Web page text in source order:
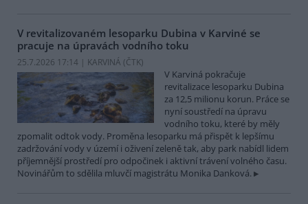
V revitalizovaném lesoparku Dubina v Karviné se
pracuje na úpravách vodního toku
25.7.2026 17:14 | KARVINÁ (ČTK)
V Karviná pokračuje
revitalizace lesoparku Dubina
za 12,5 milionu korun. Práce se
nyní soustředí na úpravu
vodního toku, které by měly
zpomalit odtok vody. Proměna lesoparku má přispět k lepšímu
zadržování vody v území i oživení zeleně tak, aby park nabídl lidem
příjemnější prostředí pro odpočinek i aktivní trávení volného času.
Novinářům to sdělila mluvčí magistrátu Monika Danková.